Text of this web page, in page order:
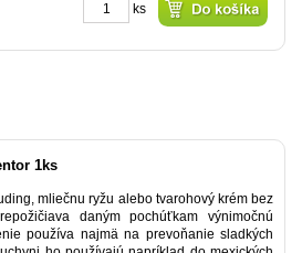
ks
1ks
mliečnu ryžu alebo tvarohový krém bez
daným pochúťkam výnimočnú
používa najmä na prevoňanie sladkých